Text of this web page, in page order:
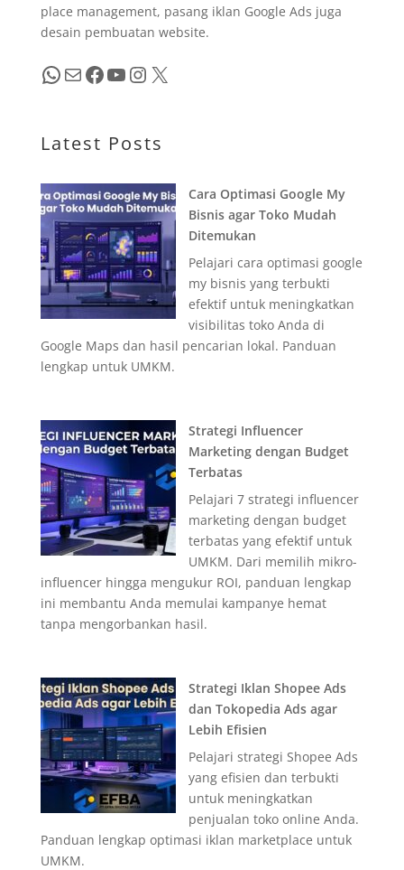
place management, pasang iklan Google Ads juga
desain pembuatan website.
WhatsApp Mail Facebook YouTube InstagramX
Latest Posts
Cara Optimasi Google My
Bisnis agar Toko Mudah
Ditemukan
Pelajari cara optimasi google
my bisnis yang terbukti
efektif untuk meningkatkan
visibilitas toko Anda di
Google Maps dan hasil pencarian lokal. Panduan
lengkap untuk UMKM.
Strategi Influencer
Marketing dengan Budget
Terbatas
Pelajari 7 strategi influencer
marketing dengan budget
terbatas yang efektif untuk
UMKM. Dari memilih mikro-
influencer hingga mengukur ROI, panduan lengkap
ini membantu Anda memulai kampanye hemat
tanpa mengorbankan hasil.
Strategi Iklan Shopee Ads
dan Tokopedia Ads agar
Lebih Efisien
Pelajari strategi Shopee Ads
yang efisien dan terbukti
untuk meningkatkan
penjualan toko online Anda.
Panduan lengkap optimasi iklan marketplace untuk
UMKM.